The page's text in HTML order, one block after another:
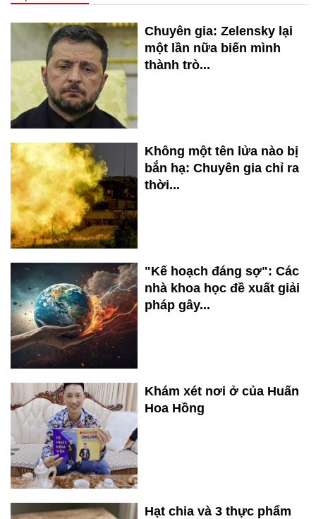
Chuyên gia: Zelensky lại
một lần nữa biến mình
thành trò...
Không một tên lửa nào bị
bắn hạ: Chuyên gia chỉ ra
thời...
"Kế hoạch đáng sợ": Các
nhà khoa học đề xuất giải
pháp gây...
Khám xét nơi ở của Huấn
Hoa Hồng
Hạt chia và 3 thực phẩm